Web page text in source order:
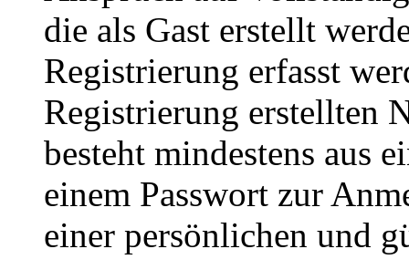
die als Gast erstellt
Registrierung erfasst
Registrierung erstellten
besteht mindestens aus
einem Passwort zur
einer persönlichen und